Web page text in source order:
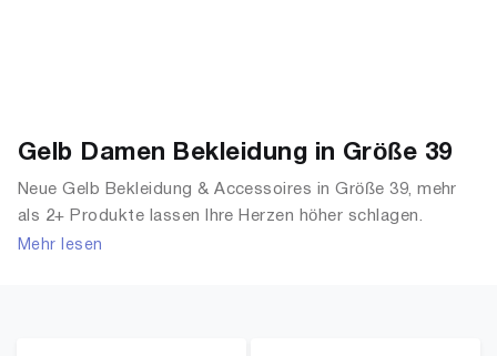
Gelb Damen Bekleidung in Größe 39
Neue Gelb Bekleidung & Accessoires in Größe 39, mehr
als 2+ Produkte lassen Ihre Herzen höher schlagen.
Entdecken Sie unsere Auswahl an Tops, T-Shirts,
Mehr lesen